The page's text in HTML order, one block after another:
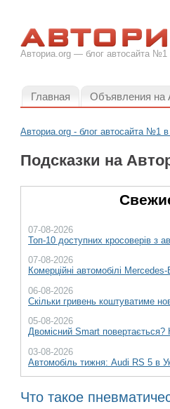
Авториа.org — блог автосайта №1
Главная Объявления на
Авториа.org - блог автосайта №1 в
Подсказки на
07-08-2026
Топ-10 доступних кросоверів з
07-08-2026
Комерційні автомобілі
06-08-2026
Скільки гривень коштуватиме
05-08-2026
Двомісний Smart повертається?
03-08-2026
Автомобіль тижня: Audi RS 5 в
Что такое